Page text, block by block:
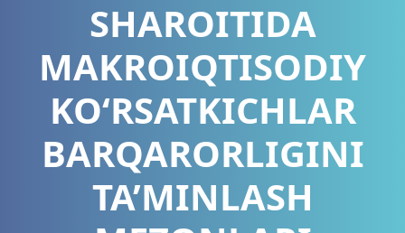
SHAROITIDA
MAKROIQTISODIY
KO‘RSATKICHLAR
BARQARORLIGINI
TA’MINLASH